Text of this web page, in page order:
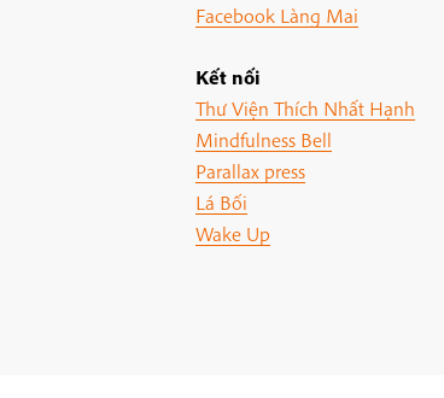
Facebook Làng Mai
Kết nối
Thư Viện Thích Nhất Hạnh
Mindfulness Bell
Parallax press
Lá Bối
Wake Up